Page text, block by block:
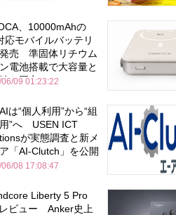
、10000mAhの
応モバイルバッテリ
売 準固体リチウム
電池搭載で大容量と
を両立
09 01:23:22
は“個人利用”から“組
”へ USEN ICT
が実態調査と新メ
「AI-Clutch」を公開
08 17:08:47
Liberty 5 Pro
ビュー Anker史上